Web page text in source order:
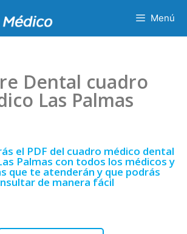
Menú
Dental cuadro
Las Palmas
el PDF del cuadro médico dental
Palmas con todos los médicos y
que te atenderán y que podrás
de manera fácil